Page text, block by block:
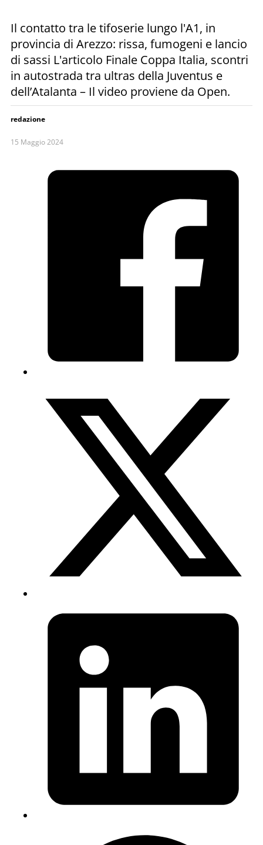
Il contatto tra le tifoserie lungo l'A1, in
provincia di Arezzo: rissa, fumogeni e lancio
di sassi L'articolo Finale Coppa Italia, scontri
in autostrada tra ultras della Juventus e
dell’Atalanta – Il video proviene da Open.
redazione
15 Maggio 2024